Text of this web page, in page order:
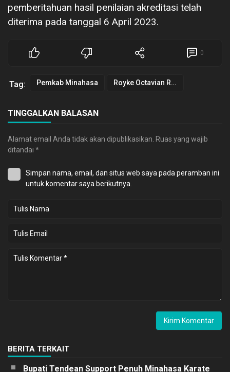
pemberitahuan hasil penilaian akreditasi telah
diterima pada tanggal 6 April 2023.
0
Tag: Pemkab Minahasa Royke Octavian Roring
TINGGALKAN BALASAN
Alamat email Anda tidak akan dipublikasikan. Ruas yang wajib
ditandai *
Simpan nama, email, dan situs web saya pada peramban ini
untuk komentar saya berikutnya.
BERITA TERKAIT
Bupati Tendean Support Penuh Minahasa Karate